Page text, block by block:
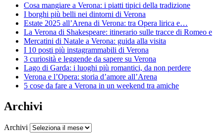
Cosa mangiare a Verona: i piatti tipici della tradizione
I borghi più belli nei dintorni di Verona
Estate 2025 all’Arena di Verona: tra Opera lirica e…
La Verona di Shakespeare: itinerario sulle tracce di Romeo e
Mercatini di Natale a Verona: guida alla visita
I 10 posti più instagrammabili di Verona
3 curiosità e leggende da sapere su Verona
Lago di Garda: i luoghi più romantici, da non perdere
Verona e l’Opera: storia d’amore all’Arena
5 cose da fare a Verona in un weekend tra amiche
Archivi
Archivi